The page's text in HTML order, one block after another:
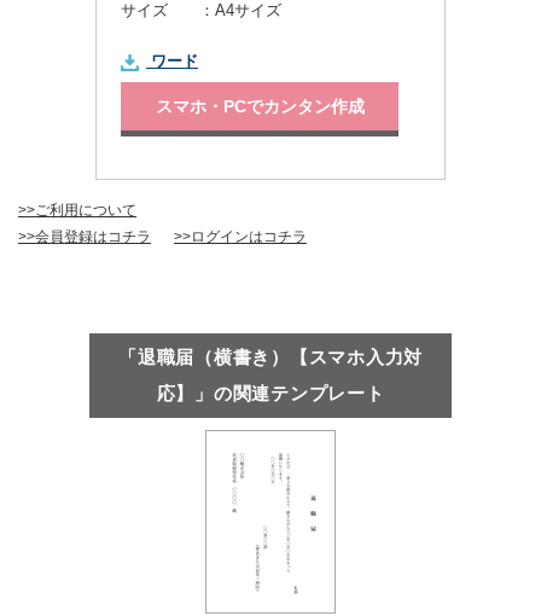
サイズ ： A4サイズ
ワード
スマホ・PCでカンタン作成
>>ご利用について
>>会員登録はコチラ
>>ログインはコチラ
「退職届（横書き）【スマホ入力対
応】」の関連テンプレート